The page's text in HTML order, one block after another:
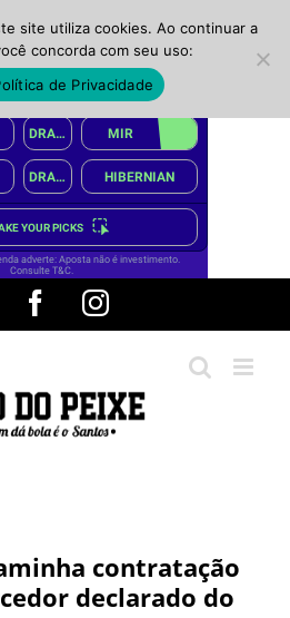
FacebookInstagram
contratação
declarado do
site utiliza cookies. Ao continuar a
concorda com seu uso:
de Privacidade